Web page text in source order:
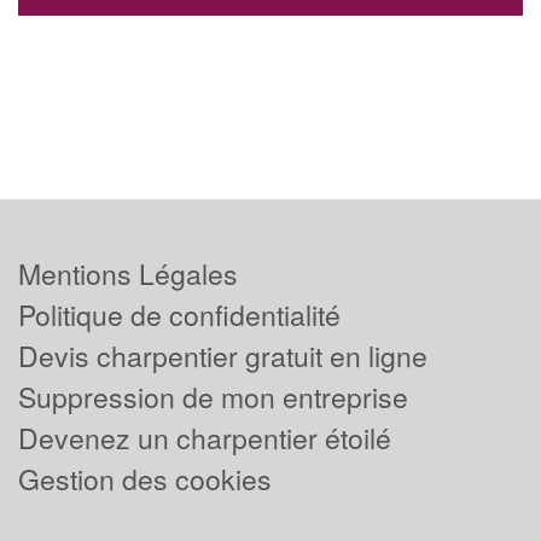
Mentions Légales
Politique de confidentialité
Devis charpentier gratuit en ligne
Suppression de mon entreprise
Devenez un charpentier étoilé
Gestion des cookies